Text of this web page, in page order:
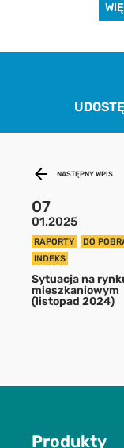
aby
Chcę
NASTĘPNY WPIS
07
01.2025
RAPORTY
DO
INDEKS
Sytuacja na
mieszkaniowym
(listopad 2024)
Produkty